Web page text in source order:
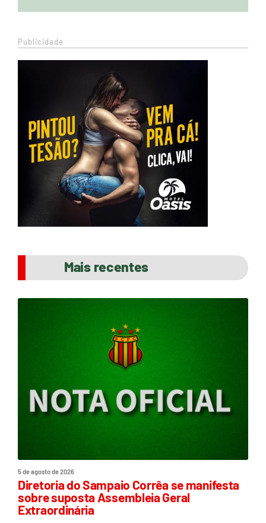
Publicidade
Mais recentes
5 de agosto de 2026
Diretoria do Sampaio Corrêa se manifesta
sobre suposta Assembleia Geral
Extraordinária